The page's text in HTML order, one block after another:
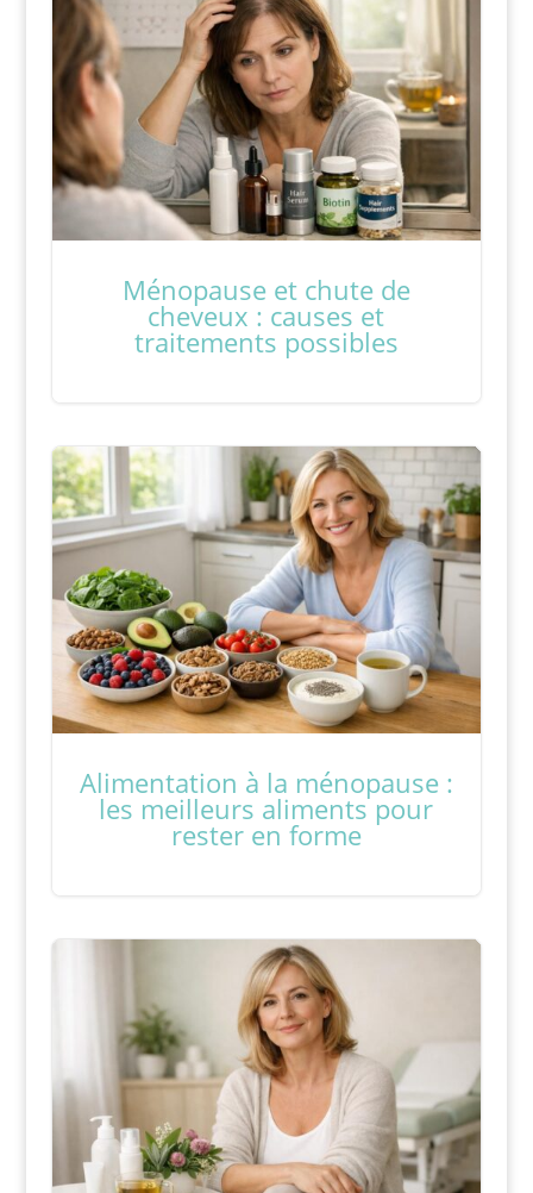
Ménopause et chute de
cheveux : causes et
traitements possibles
Alimentation à la ménopause :
les meilleurs aliments pour
rester en forme